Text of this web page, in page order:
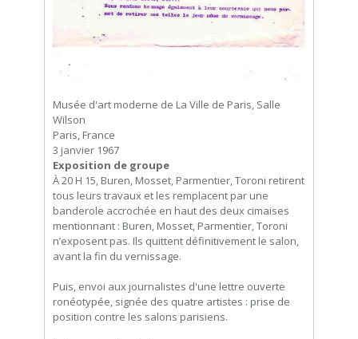
Musée d'art moderne de La Ville de Paris, Salle
Wilson
Paris, France
3 janvier 1967
Exposition de groupe
À 20 H 15, Buren, Mosset, Parmentier, Toroni retirent
tous leurs travaux et les remplacent par une
banderole accrochée en haut des deux cimaises
mentionnant : Buren, Mosset, Parmentier, Toroni
n’exposent pas. Ils quittent définitivement le salon,
avant la fin du vernissage.
Puis, envoi aux journalistes d'une lettre ouverte
ronéotypée, signée des quatre artistes : prise de
position contre les salons parisiens.